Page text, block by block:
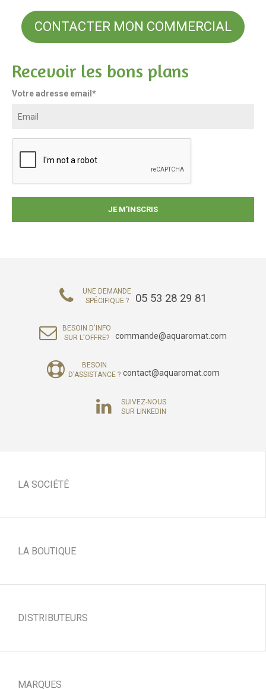
CONTACTER MON COMMERCIAL
Recevoir les bons plans
Votre adresse email*
UNE DEMANDE
SPÉCIFIQUE ?
05 53 28 29 81
BESOIN D'INFO
SUR L'OFFRE?
commande@aquaromat.com
BESOIN
D'ASSISTANCE ? contact@aquaromat.com
SUIVEZ-NOUS
SUR LINKEDIN
LA SOCIÉTÉ
LA BOUTIQUE
DISTRIBUTEURS
MARQUES